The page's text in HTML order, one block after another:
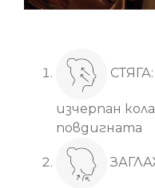
изчерпан
повдигната